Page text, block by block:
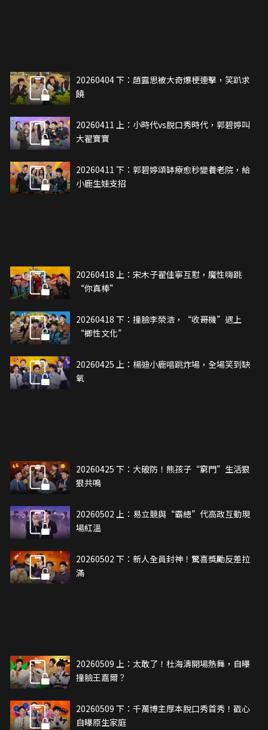
20260404 下：趙露思被大奇爆梗連擊，笑趴求
饒
20260411 上：小時代vs脫口秀時代，郭碧婷叫
大翟寶寶
20260411 下：郭碧婷頌缽療愈秒變養老院，給
小鹿生娃支招
20260418 上：宋木子翟佳寧互懟，魔性嗨跳
“你真棒”
20260418 下：撞臉李榮浩，“收哥機”遇上
“榔性文化”
20260425 上：楊迪小鹿唱跳炸場，全場笑到缺
氧
20260425 下：大破防！熊孩子“窮門”生活狠
狠共鳴
20260502 上：易立競與“霸總”代高政互動現
場紅溫
20260502 下：新人全員封神！驚喜獎勵反差拉
滿
20260509 上：太敢了！杜海濤開場熱舞，自曝
撞臉王嘉爾？
20260509 下：千萬博主厚本脫口秀首秀！戳心
自曝原生家庭